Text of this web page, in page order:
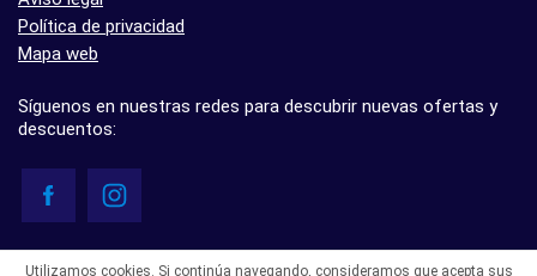
Política de privacidad
Mapa web
Síguenos en nuestras redes para descubrir nuevas ofertas y
descuentos:
Utilizamos cookies. Si continúa navegando, consideramos que acepta sus